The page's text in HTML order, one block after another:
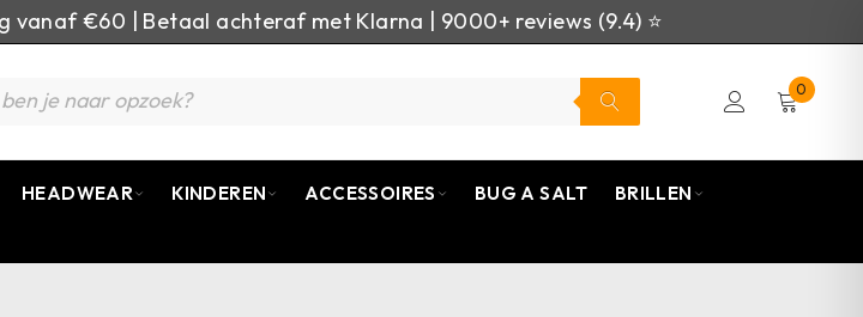
vanaf €60 | Betaal achteraf met Klarna | 9000+ reviews (9.4) ⭐
0
HEADWEAR KINDEREN ACCESSOIRES BUG A SALT
BRILLEN